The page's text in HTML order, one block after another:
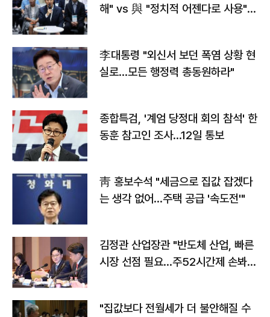
해" vs 與 "정치적 어젠다로 사용"
李대통령 "외신서 보던 폭염 상황 현
실로…모든 행정력 총동원하라"
종합특검, '계엄 당정대 회의 참석' 한
동훈 참고인 조사...12일 통보
靑 홍보수석 "세금으로 집값 잡겠다
는 생각 없어…주택 공급 '속도전'"
김정관 산업장관 "반도체 산업, 빠른
시장 선점 필요…주52시간제 손봐
"집값보다 전월세가 더 불안해질 수